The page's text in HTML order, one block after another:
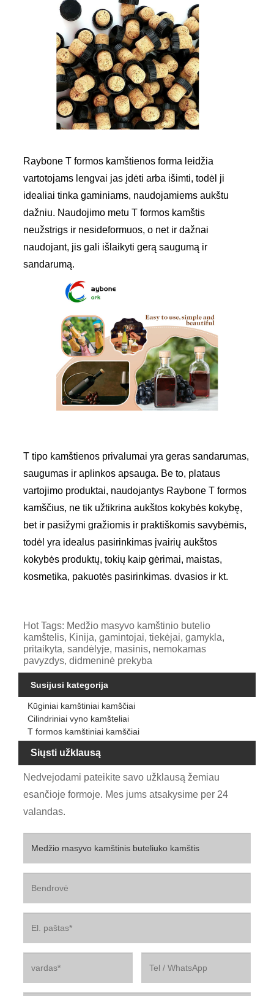
Raybone T formos kamštienos forma leidžia
vartotojams lengvai jas įdėti arba išimti, todėl ji
idealiai tinka gaminiams, naudojamiems aukštu
dažniu. Naudojimo metu T formos kamštis
neužstrigs ir nesideformuos, o net ir dažnai
naudojant, jis gali išlaikyti gerą saugumą ir
sandarumą.
T tipo kamštienos privalumai yra geras sandarumas,
saugumas ir aplinkos apsauga. Be to, plataus
vartojimo produktai, naudojantys Raybone T formos
kamščius, ne tik užtikrina aukštos kokybės kokybę,
bet ir pasižymi gražiomis ir praktiškomis savybėmis,
todėl yra idealus pasirinkimas įvairių aukštos
kokybės produktų, tokių kaip gėrimai, maistas,
kosmetika, pakuotės pasirinkimas. dvasios ir kt.
Hot Tags: Medžio masyvo kamštinio butelio
kamštelis, Kinija, gamintojai, tiekėjai, gamykla,
pritaikyta, sandėlyje, masinis, nemokamas
pavyzdys, didmeninė prekyba
Susijusi kategorija
Kūginiai kamštiniai kamščiai
Cilindriniai vyno kamšteliai
T formos kamštiniai kamščiai
Siųsti užklausą
Nedvejodami pateikite savo užklausą žemiau
esančioje formoje. Mes jums atsakysime per 24
valandas.